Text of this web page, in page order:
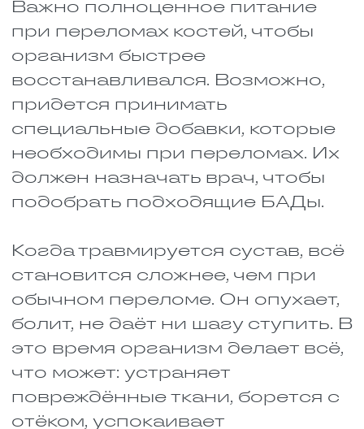
работает на пределе, и еда
нужна для восстановления. Без
неё лекарства и процедуры не
дадут желаемого эффекта, телу
просто не из чего будет строить
новые клетки и ткани. Особенно
важно это для людей в возрасте,
так как с годами обмен веществ
замедляется.
Многих интересует, как
ускорить заживление перелома.
количеством белка, кальция,
витамина D и витамина С, а
рекомендации врача по
нагрузке и режиму.
Есть несколько простых правил,
которые помогут организму
быстрее справиться с
последствиями травмы: